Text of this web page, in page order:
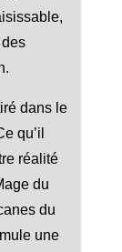
dans le
qu’il
réalité
du
du
une